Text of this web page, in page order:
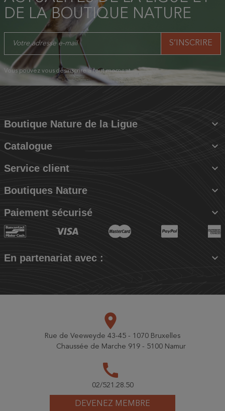
DE LA BOUTIQUE NATURE
Vous pouvez vous désinscrire à tout moment.
Boutique Nature de la Ligue 
Catalogue 
Service client 
Boutiques Nature 
Paiement sécurisé 
En partenariat avec : 
DEVENEZ MEMBRE
place
Rue de Veeweyde 43-45 - 1070 Bruxelles
Chaussée de Marche 919 - 5100 Namur
call
02/521.28.50